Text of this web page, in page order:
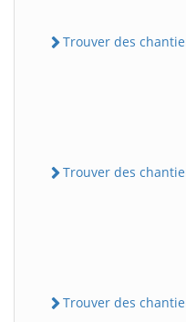
Trouver des
Trouver des
Trouver des